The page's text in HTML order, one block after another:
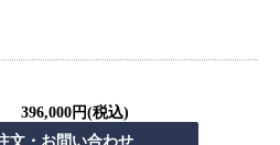
396,000円(税込)